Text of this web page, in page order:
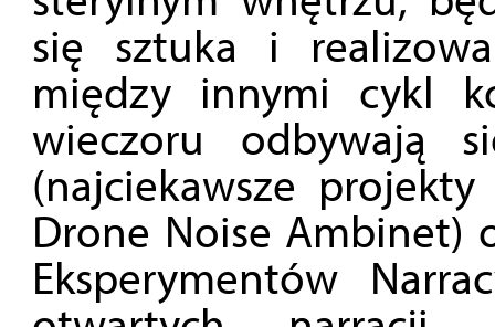
się sztuka i
między innymi cykl
wieczoru odbywają
(najciekawsze
Drone Noise Ambinet)
Eksperymentów